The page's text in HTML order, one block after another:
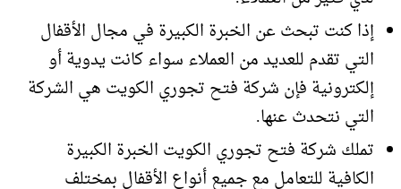
إذا كنت تبحث عن الخبرة الكبيرة في مجال الأقفال
التي تقدم للعديد من العملاء سواء كانت يدوية أو
إلكترونية فإن شركة فتح تجوري الكويت هي الشركة
التي نتحدث عنها.
تملك شركة فتح تجوري الكويت الخبرة الكبيرة
الكافية للتعامل مع جميع أنواع الأقفال بمختلف